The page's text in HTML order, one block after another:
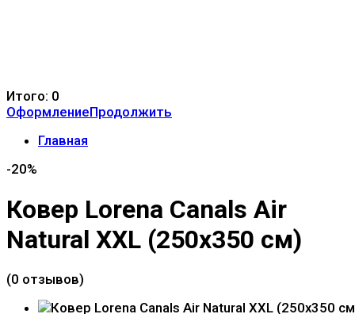
Итого: 0
ОформлениеПродолжить
Главная
-20%
Ковер Lorena Canals Air
Natural XXL (250x350 см)
(0 отзывов)